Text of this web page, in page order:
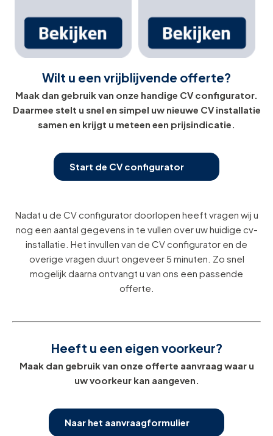
Wilt u een vrijblijvende offerte?
Maak dan gebruik van onze handige CV configurator.
Daarmee stelt u snel en simpel uw nieuwe CV installatie
samen en krijgt u meteen een prijsindicatie.
Start de CV configurator
Nadat u de CV configurator doorlopen heeft vragen wij u
nog een aantal gegevens in te vullen over uw huidige cv-
installatie. Het invullen van de CV configurator en de
overige vragen duurt ongeveer 5 minuten. Zo snel
mogelijk daarna ontvangt u van ons een passende
offerte.
Heeft u een eigen voorkeur?
Maak dan gebruik van onze offerte aanvraag waar u
uw voorkeur kan aangeven.
Naar het aanvraagformulier